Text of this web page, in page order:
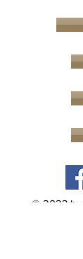
© 2023 by